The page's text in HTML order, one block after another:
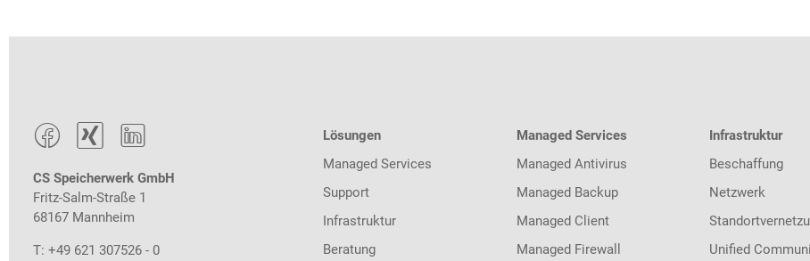
  
CS Speicherwerk GmbH
Fritz-Salm-Straße 1
68167 Mannheim
T: +49 621 307526 - 0
Lösungen
Managed Services
Support
Infrastruktur
Beratung
Managed Services
Managed Antivirus
Managed Backup
Managed Client
Managed Firewall
Infrastruktur
Beschaffung
Netzwerk
Unified